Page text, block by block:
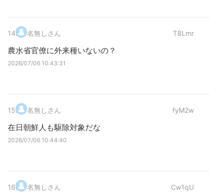
14. 名無しさん T8Lmr
農水省官僚に外来種いないの？
2026/07/06 10:43:31
15. 名無しさん fyM2w
在日朝鮮人も駆除対象だな
2026/07/06 10:44:40
16. 名無しさん Cw1qU